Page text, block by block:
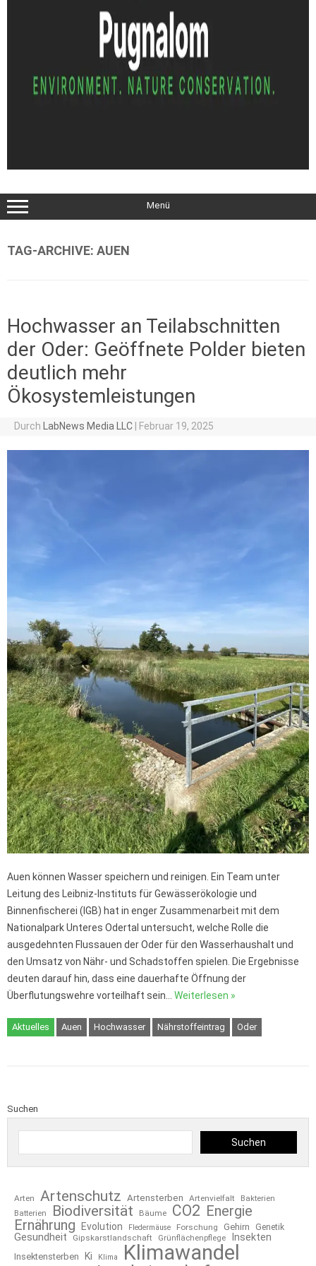
Menü
TAG-ARCHIVE: AUEN
Hochwasser an Teilabschnitten
der Oder: Geöffnete Polder bieten
deutlich mehr
Ökosystemleistungen
Durch LabNews Media LLC Februar 19, 2025
Auen können Wasser speichern und reinigen. Ein Team unter
Leitung des Leibniz-Instituts für Gewässerökologie und
Binnenfischerei (IGB) hat in enger Zusammenarbeit mit dem
Nationalpark Unteres Odertal untersucht, welche Rolle die
ausgedehnten Flussauen der Oder für den Wasserhaushalt und
den Umsatz von Nähr- und Schadstoffen spielen. Die Ergebnisse
deuten darauf hin, dass eine dauerhafte Öffnung der
Überflutungswehre vorteilhaft sein… Weiterlesen »
Aktuelles Auen Hochwasser Nährstoffeintrag Oder
Suchen
Suchen
Arten Artenschutz Artensterben Artenvielfalt
Bakterien
Batterien
Biodiversität Bäume CO2 Energie
Ernährung
Evolution Fledermäuse Forschung Gehirn Genetik
Gesundheit Gipskarstlandschaft Grünflächenpflege Insekten
Insektensterben Ki Klima Klimawandel